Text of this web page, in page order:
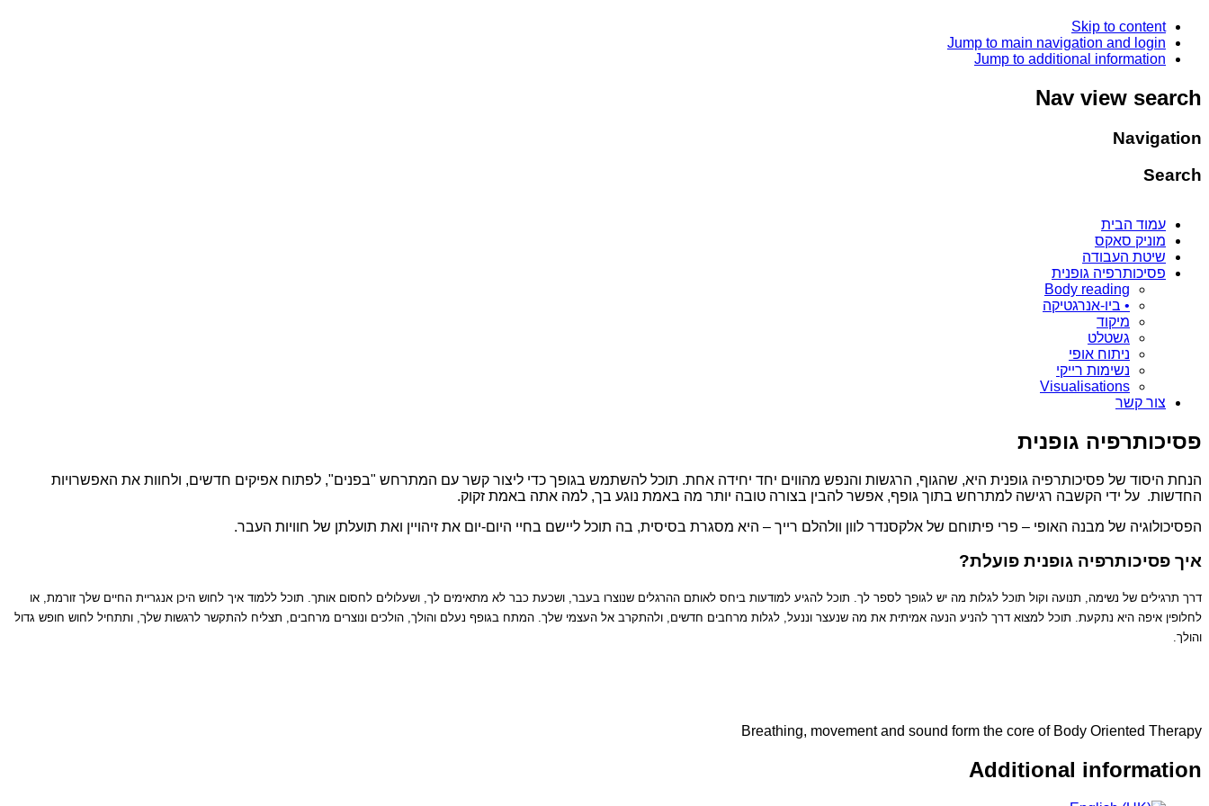
Skip to content
Jump to main navigation and login
Jump to additional information
Nav view search
Navigation
Search
עמוד הבית
מוניק סאקס
שיטת העבודה
פסיכותרפיה גופנית
Body reading
• ביו-אנרגטיקה
מיקוד
גשטלט
ניתוח אופי
נשימות רייקי
Visualisations
צור קשר
פסיכותרפיה גופנית
הנחת היסוד של פסיכותרפיה גופנית היא, שהגוף, הרגשות והנפש מהווים יחד יחידה אחת. תוכל להשתמש בגופך כדי ליצור קשר עם המתרחש "בפנים", לפתוח אפיקים חדשים, ולחוות את האפשרויות
החדשות. על ידי הקשבה רגישה למתרחש בתוך גופף, אפשר להבין בצורה טובה יותר מה באמת נוגע בך, למה אתה באמת זקוק.
הפסיכולוגיה של מבנה האופי – פרי פיתוחם של אלקסנדר לוון וולהלם רייך – היא מסגרת בסיסית, בה תוכל ליישם בחיי היום-יום את זיהויין ואת תועלתן של חוויות העבר.
איך פסיכותרפיה גופנית פועלת?
דרך תרגילים של נשימה, תנועה וקול תוכל לגלות מה יש לגופך לספר לך. תוכל להגיע למודעות ביחס לאותם ההרגלים שנוצרו בעבר, ושכעת כבר לא מתאימים לך, ושעלולים לחסום אותך. תוכל ללמוד איך לחוש היכן אנגריית החיים שלך זורמת, או
לחלופין איפה היא נתקעת. תוכל למצוא דרך להניע הנעה אמיתית את מה שנעצר וננעל, לגלות מרחבים חדשים, ולהתקרב אל העצמי שלך. המתח בגופף נעלם והולך, הולכים ונוצרים מרחבים, תצליח להתקשר לרגשות שלך, ותתחיל לחוש חופש גדול
והולך.
Breathing, movement and sound form the core of Body Oriented Therapy
Additional information